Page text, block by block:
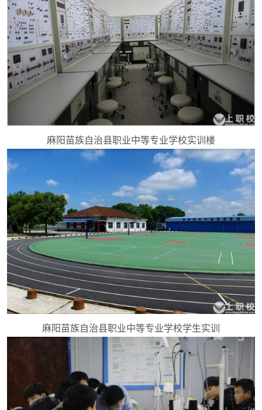
麻阳苗族自治县职业中等专业学校实训楼
麻阳苗族自治县职业中等专业学校学生实训